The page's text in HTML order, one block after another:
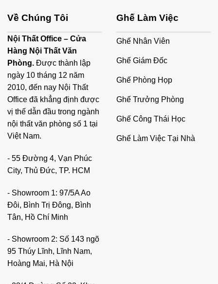
Về Chúng Tôi
Nội Thất Office – Cửa
Hàng Nội Thất Văn
Phòng. Được thành lập
ngày 10 tháng 12 năm
2010, đến nay Nội Thất
Office đã khẳng định được
vị thế dẫn đầu trong ngành
nội thất văn phòng số 1 tại
Việt Nam.
- 55 Đường 4, Vạn Phúc
City, Thủ Đức, TP. HCM
- Showroom 1: 97/5A Ao
Đôi, Bình Trị Đông, Bình
Tân, Hồ Chí Minh
- Showroom 2: Số 143 ngõ
95 Thúy Lĩnh, Lĩnh Nam,
Hoàng Mai, Hà Nội
Ghế Làm Việc
Ghế Nhân Viên
Ghế Giám Đốc
Ghế Phòng Họp
Ghế Trưởng Phòng
Ghế Công Thái Học
Ghế Làm Việc Tại Nhà